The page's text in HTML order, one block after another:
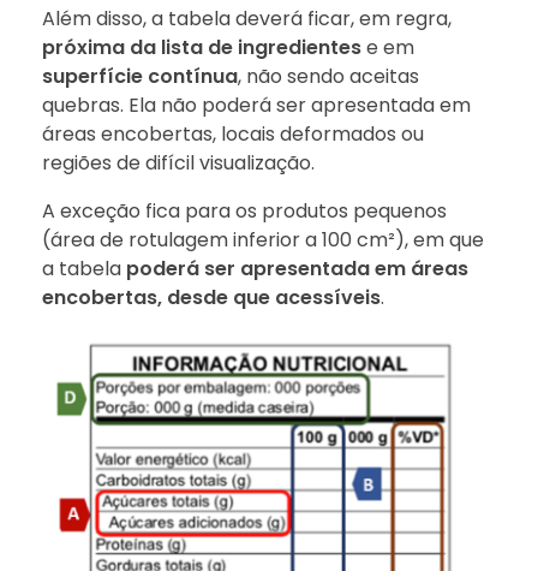
Além disso, a tabela deverá ficar, em regra,
próxima da lista de ingredientese em
superfície contínua, não sendo aceitas
quebras. Ela não poderá ser apresentada em
áreas encobertas, locais deformados ou
regiões de difícil visualização.
A exceção fica para os produtos pequenos
(área de rotulagem inferior a 100 cm²), em que
a tabela poderá ser apresentada em áreas
encobertas, desde que acessíveis.